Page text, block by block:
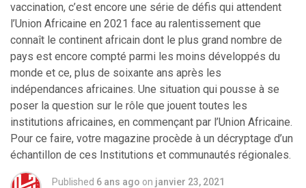
vaccination, c’est encore une série de défis qui attendent
l’Union Africaine en 2021 face au ralentissement que
connaît le continent africain dont le plus grand nombre de
pays est encore compté parmi les moins développés du
monde et ce, plus de soixante ans après les
indépendances africaines. Une situation qui pousse à se
poser la question sur le rôle que jouent toutes les
institutions africaines, en commençant par l’Union Africaine.
Pour ce faire, votre magazine procède à un décryptage d’un
échantillon de ces Institutions et communautés régionales.
Published 6 ans ago on janvier 23, 2021